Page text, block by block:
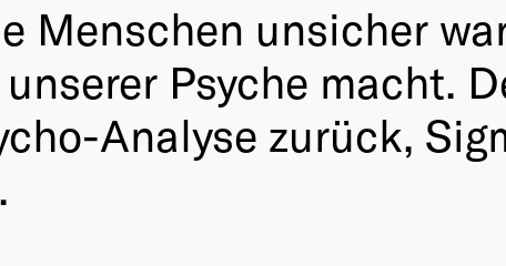
Menschen unsicher
Psyche macht.
Analyse zurück,